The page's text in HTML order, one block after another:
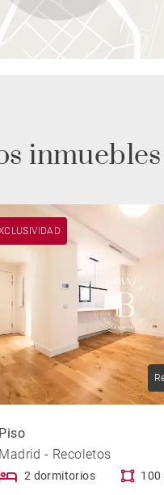
Piso
Madrid - Recoletos
2 dormitorios 100